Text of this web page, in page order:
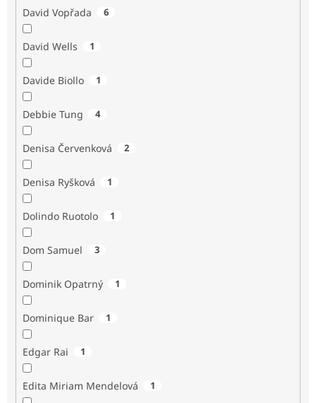
David Vopřada 6
David Wells 1
Davide Biollo 1
Debbie Tung 4
Denisa Červenková 2
Denisa Ryšková 1
Dolindo Ruotolo 1
Dom Samuel 3
Dominik Opatrný 1
Dominique Bar 1
Edgar Rai 1
Edita Miriam Mendelová 1